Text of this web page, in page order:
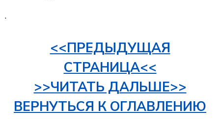
.
<<ПРЕДЫДУЩАЯ
СТРАНИЦА<<
>>ЧИТАТЬ ДАЛЬШЕ>>
ВЕРНУТЬСЯ К ОГЛАВЛЕНИЮ